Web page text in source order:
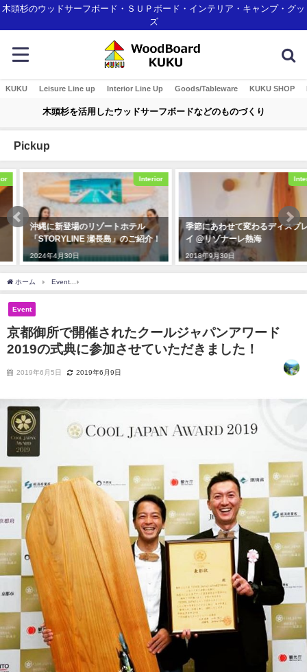
木頭杉のウッドサーフボード・ＳＵＰボード・インテリア・キャンプ・グッ
ズ
KUKU Leisure Line up Interior Line Up Goods/Tableware KUKU SHOP
木頭杉を活用したウッドサーフボードなどのものづくり
Pickup
Interior
沖縄に新登場のリゾートホテル
「STORYLINE 瀬長島」のご紹介！
2024年4月30日
Interior
季節にあわせて変わるディスプレ
イ @リゾナーレ熱海
2018年9月30日
ホーム Event
Event
京都御所で開催されたクールジャパンアワード
2019の式典に参加させていただきました！
2019年6月5日 2019年6月9日